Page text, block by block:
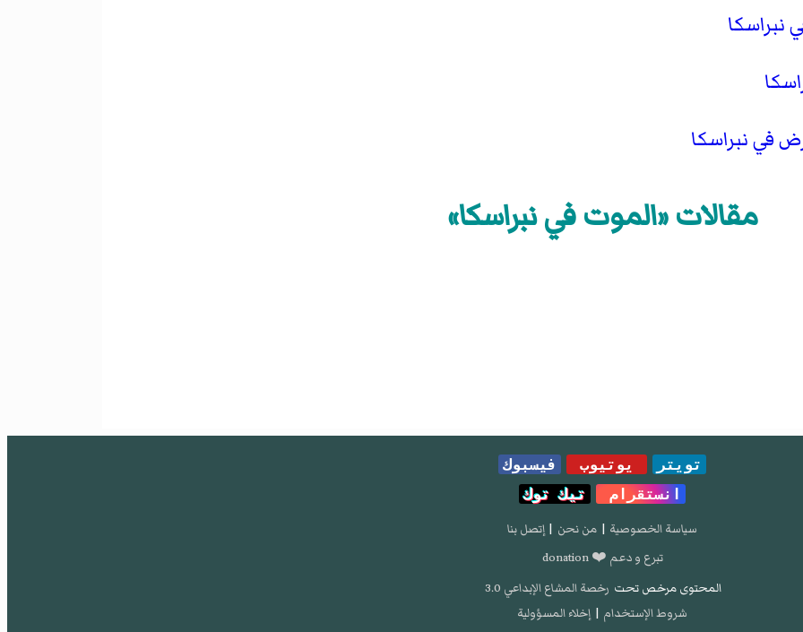
نبراسكا
في نبراسكا
مقالات «الموت في نبراسكا»
تويتر يوتيوب
فيسبوك
انستقرام
تيك توك
سياسة الخصوصية | من نحن | إتصل بنا
تبرع و دعم ❤️ donation
المحتوى مرخص تحت رخصة المشاع الإبداعي 3.0
شروط الإستخدام | إخلاء المسؤولية